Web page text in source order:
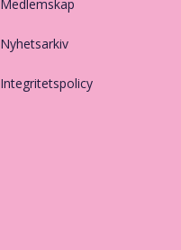
Medlemskap
Nyhetsarkiv
Integritetspolicy